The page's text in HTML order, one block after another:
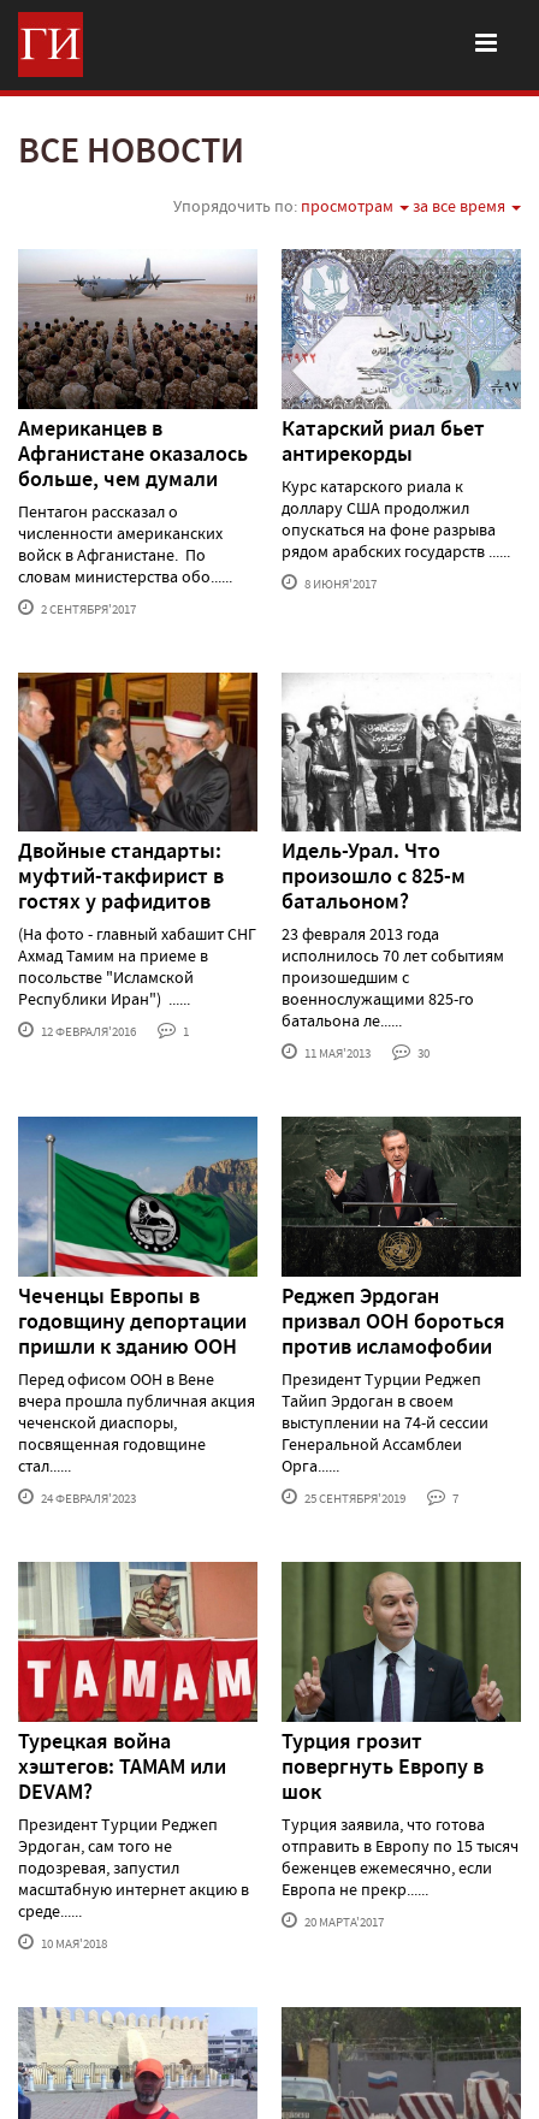
ВСЕ НОВОСТИ
Упорядочить по: просмотрам за все время
Американцев в
Афганистане оказалось
больше, чем думали
Пентагон рассказал о
численности американских
войск в Афганистане. По
словам министерства обо......
2 СЕНТЯБРЯ'2017
Катарский риал бьет
антирекорды
Курс катарского риала к
доллару США продолжил
опускаться на фоне разрыва
рядом арабских государств ......
8 ИЮНЯ'2017
Двойные стандарты:
муфтий-такфирист в
гостях у рафидитов
(На фото - главный хабашит СНГ
Ахмад Тамим на приеме в
посольстве "Исламской
Республики Иран") ......
12 ФЕВРАЛЯ'2016 1
Идель-Урал. Что
произошло с 825-м
батальоном?
23 февраля 2013 года
исполнилось 70 лет событиям
произошедшим с
военнослужащими 825-го
батальона ле......
11 МАЯ'2013 30
Чеченцы Европы в
годовщину депортации
пришли к зданию ООН
Перед офисом ООН в Вене
вчера прошла публичная акция
чеченской диаспоры,
посвященная годовщине
стал......
24 ФЕВРАЛЯ'2023
Реджеп Эрдоган
призвал ООН бороться
против исламофобии
Президент Турции Реджеп
Тайип Эрдоган в своем
выступлении на 74-й сессии
Генеральной Ассамблеи
Орга......
25 СЕНТЯБРЯ'2019 7
Турецкая война
хэштегов: TAMAM или
DEVAM?
Президент Турции Реджеп
Эрдоган, сам того не
подозревая, запустил
масштабную интернет акцию в
среде......
10 МАЯ'2018
Турция грозит
повергнуть Европу в
шок
Турция заявила, что готова
отправить в Европу по 15 тысяч
беженцев ежемесячно, если
Европа не прекр......
20 МАРТА'2017